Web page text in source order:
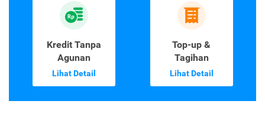
Kredit Tanpa
Agunan
Lihat Detail
Top-up &
Tagihan
Lihat Detail